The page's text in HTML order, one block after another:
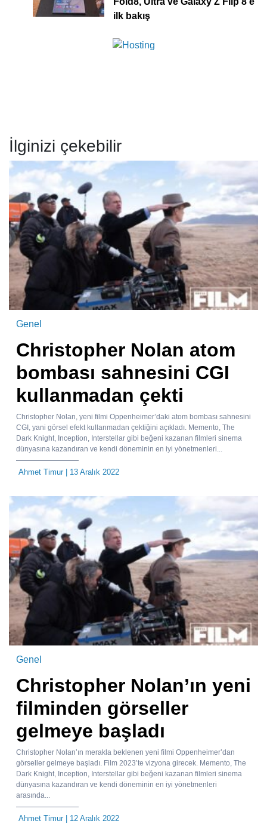
ilk bakış
İlginizi çekebilir
Genel
Christopher Nolan atom
bombası sahnesini CGI
kullanmadan çekti
Christopher Nolan, yeni filmi Oppenheimer’daki atom bombası sahnesini
CGI, yani görsel efekt kullanmadan çektiğini açıkladı. Memento, The
Dark Knight, Inception, Interstellar gibi beğeni kazanan filmleri sinema
dünyasına kazandıran ve kendi döneminin en iyi yönetmenleri...
Ahmet Timur| 13 Aralık 2022
Genel
Christopher Nolan’ın yeni
filminden görseller
gelmeye başladı
Christopher Nolan’ın merakla beklenen yeni filmi Oppenheimer’dan
görseller gelmeye başladı. Film 2023’te vizyona girecek. Memento, The
Dark Knight, Inception, Interstellar gibi beğeni kazanan filmleri sinema
dünyasına kazandıran ve kendi döneminin en iyi yönetmenleri
arasında...
Ahmet Timur| 12 Aralık 2022